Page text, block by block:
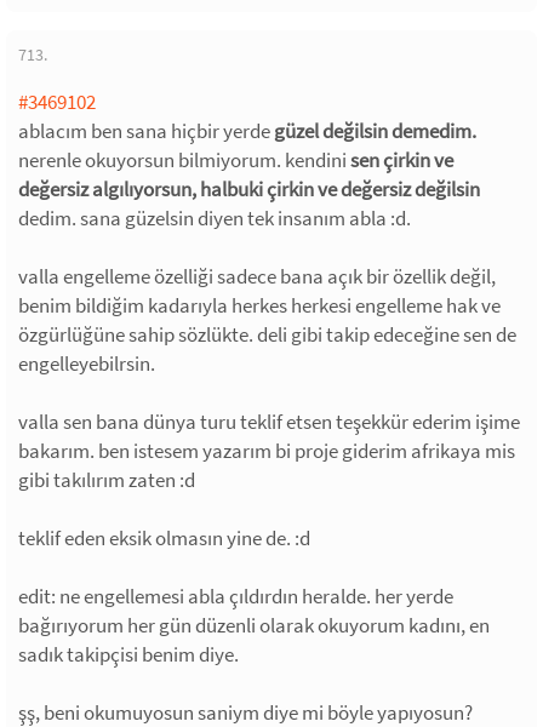
713.
#3469102
ablacım ben sana hiçbir yerdegüzel değilsin demedim.
nerenle okuyorsun bilmiyorum. kendinisen çirkin ve
değersiz algılıyorsun, halbuki çirkin ve değersiz değilsin
dedim. sana güzelsin diyen tek insanım abla :d.
valla engelleme özelliği sadece bana açık bir özellik değil,
benim bildiğim kadarıyla herkes herkesi engelleme hak ve
özgürlüğüne sahip sözlükte. deli gibi takip edeceğine sen de
engelleyebilrsin.
valla sen bana dünya turu teklif etsen teşekkür ederim işime
bakarım. ben istesem yazarım bi proje giderim afrikaya mis
gibi takılırım zaten :d
teklif eden eksik olmasın yine de. :d
edit: ne engellemesi abla çıldırdın heralde. her yerde
bağırıyorum her gün düzenli olarak okuyorum kadını, en
sadık takipçisi benim diye.
şş, beni okumuyosun saniym diye mi böyle yapıyosun?